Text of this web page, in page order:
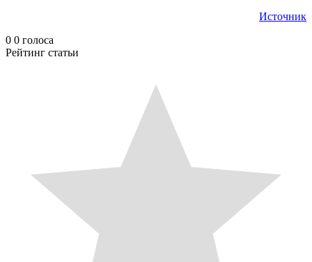
Источник
0 0 голоса
Рейтинг статьи